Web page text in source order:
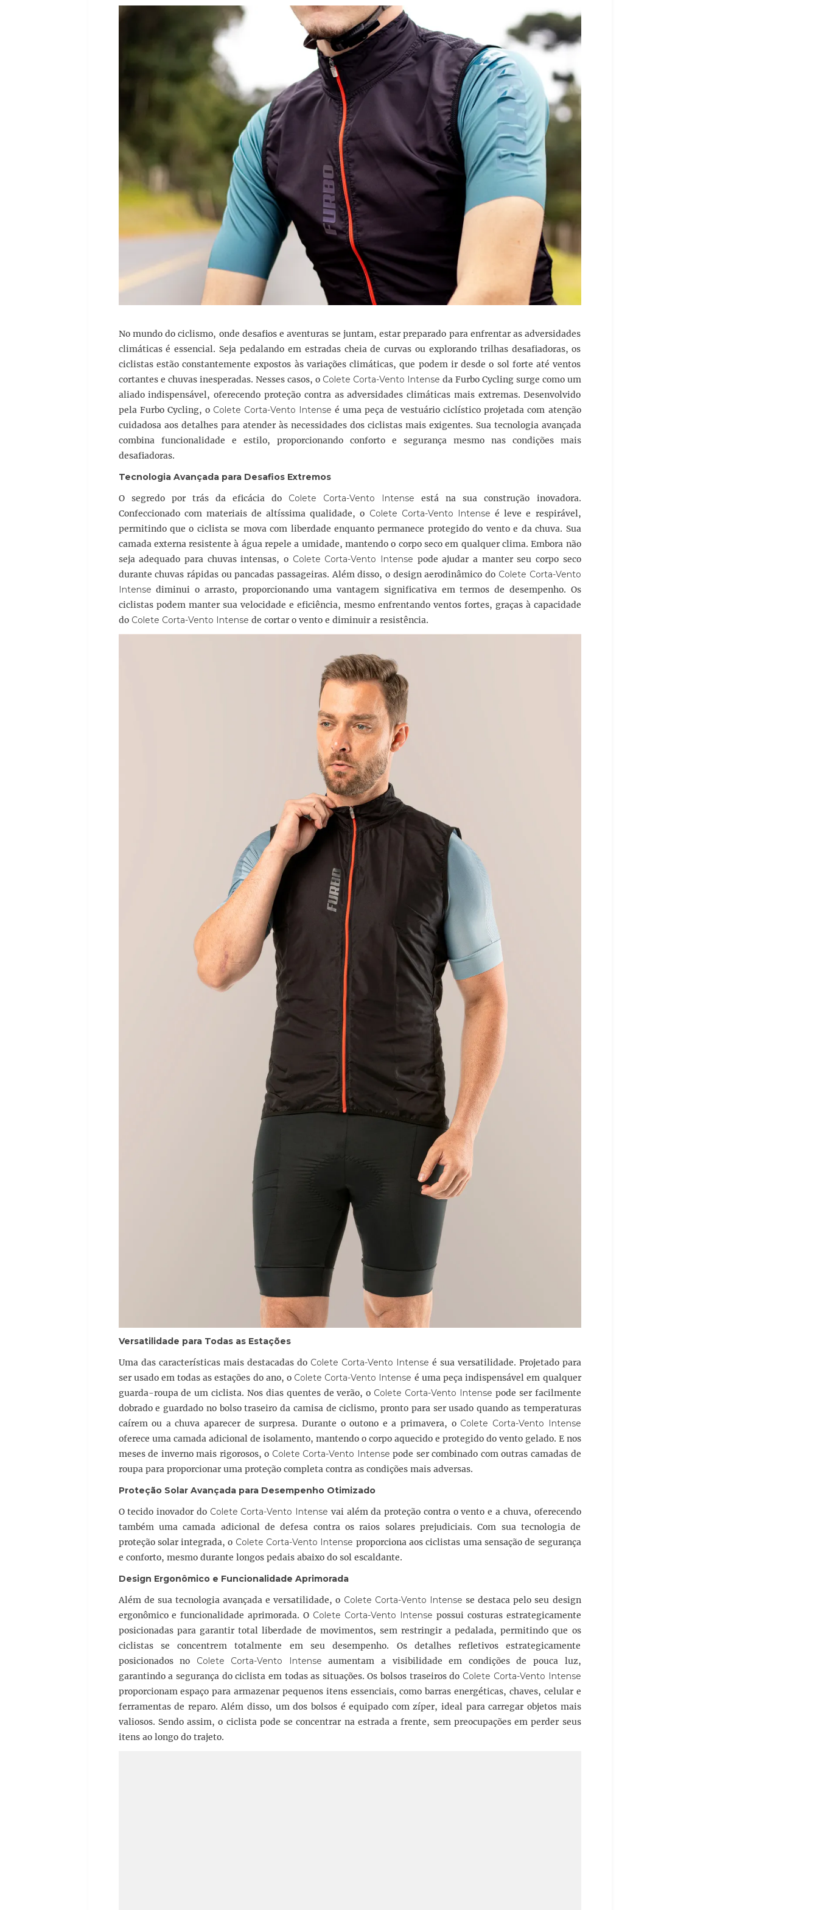
No mundo do ciclismo, onde desafios e aventuras se juntam, estar preparado para enfrentar as adversidades
climáticas é essencial. Seja pedalando em estradas cheia de curvas ou explorando trilhas desafiadoras, os
ciclistas estão constantemente expostos às variações climáticas, que podem ir desde o sol forte até ventos
cortantes e chuvas inesperadas. Nesses casos, o Colete Corta-Vento Intense da Furbo Cycling surge como um
aliado indispensável, oferecendo proteção contra as adversidades climáticas mais extremas. Desenvolvido
pela Furbo Cycling, o Colete Corta-Vento Intense é uma peça de vestuário ciclístico projetada com atenção
cuidadosa aos detalhes para atender às necessidades dos ciclistas mais exigentes. Sua tecnologia avançada
combina funcionalidade e estilo, proporcionando conforto e segurança mesmo nas condições mais
desafiadoras.
Tecnologia Avançada para Desafios Extremos
O segredo por trás da eficácia do Colete Corta-Vento Intense está na sua construção inovadora.
Confeccionado com materiais de altíssima qualidade, o Colete Corta-Vento Intense é leve e respirável,
permitindo que o ciclista se mova com liberdade enquanto permanece protegido do vento e da chuva. Sua
camada externa resistente à água repele a umidade, mantendo o corpo seco em qualquer clima. Embora não
seja adequado para chuvas intensas, o Colete Corta-Vento Intense pode ajudar a manter seu corpo seco
durante chuvas rápidas ou pancadas passageiras. Além disso, o design aerodinâmico do Colete Corta-Vento
Intense diminui o arrasto, proporcionando uma vantagem significativa em termos de desempenho. Os
ciclistas podem manter sua velocidade e eficiência, mesmo enfrentando ventos fortes, graças à capacidade
do Colete Corta-Vento Intense de cortar o vento e diminuir a resistência.
Versatilidade para Todas as Estações
Uma das características mais destacadas do Colete Corta-Vento Intense é sua versatilidade. Projetado para
ser usado em todas as estações do ano, o Colete Corta-Vento Intense é uma peça indispensável em qualquer
guarda-roupa de um ciclista. Nos dias quentes de verão, o Colete Corta-Vento Intense pode ser facilmente
dobrado e guardado no bolso traseiro da camisa de ciclismo, pronto para ser usado quando as temperaturas
caírem ou a chuva aparecer de surpresa. Durante o outono e a primavera, o Colete Corta-Vento Intense
oferece uma camada adicional de isolamento, mantendo o corpo aquecido e protegido do vento gelado. E nos
meses de inverno mais rigorosos, o Colete Corta-Vento Intense pode ser combinado com outras camadas de
roupa para proporcionar uma proteção completa contra as condições mais adversas.
Proteção Solar Avançada para Desempenho Otimizado
O tecido inovador do Colete Corta-Vento Intense vai além da proteção contra o vento e a chuva, oferecendo
também uma camada adicional de defesa contra os raios solares prejudiciais. Com sua tecnologia de
proteção solar integrada, o Colete Corta-Vento Intense proporciona aos ciclistas uma sensação de segurança
e conforto, mesmo durante longos pedais abaixo do sol escaldante.
Design Ergonômico e Funcionalidade Aprimorada
Além de sua tecnologia avançada e versatilidade, o Colete Corta-Vento Intense se destaca pelo seu design
ergonômico e funcionalidade aprimorada. O Colete Corta-Vento Intense possui costuras estrategicamente
posicionadas para garantir total liberdade de movimentos, sem restringir a pedalada, permitindo que os
ciclistas se concentrem totalmente em seu desempenho. Os detalhes refletivos estrategicamente
posicionados no Colete Corta-Vento Intense aumentam a visibilidade em condições de pouca luz,
garantindo a segurança do ciclista em todas as situações. Os bolsos traseiros do Colete Corta-Vento Intense
proporcionam espaço para armazenar pequenos itens essenciais, como barras energéticas, chaves, celular e
ferramentas de reparo. Além disso, um dos bolsos é equipado com zíper, ideal para carregar objetos mais
valiosos. Sendo assim, o ciclista pode se concentrar na estrada a frente, sem preocupações em perder seus
itens ao longo do trajeto.